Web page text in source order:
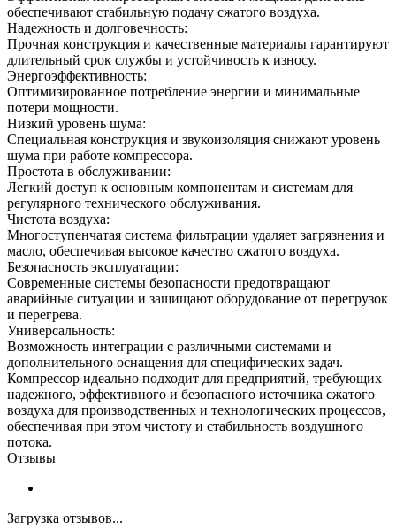
обеспечивают стабильную подачу сжатого воздуха.
Надежность и долговечность:
Прочная конструкция и качественные материалы гарантируют
длительный срок службы и устойчивость к износу.
Энергоэффективность:
Оптимизированное потребление энергии и минимальные
потери мощности.
Низкий уровень шума:
Специальная конструкция и звукоизоляция снижают уровень
шума при работе компрессора.
Простота в обслуживании:
Легкий доступ к основным компонентам и системам для
регулярного технического обслуживания.
Чистота воздуха:
Многоступенчатая система фильтрации удаляет загрязнения и
масло, обеспечивая высокое качество сжатого воздуха.
Безопасность эксплуатации:
Современные системы безопасности предотвращают
аварийные ситуации и защищают оборудование от перегрузок
и перегрева.
Универсальность:
Возможность интеграции с различными системами и
дополнительного оснащения для специфических задач.
Компрессор идеально подходит для предприятий, требующих
надежного, эффективного и безопасного источника сжатого
воздуха для производственных и технологических процессов,
обеспечивая при этом чистоту и стабильность воздушного
потока.
Отзывы
Загрузка отзывов...